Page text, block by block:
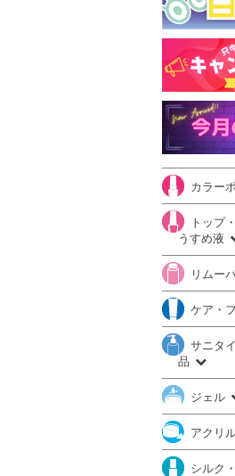
カラー
トップ
うすめ液
リムー
ケア・
サニタ
品
ジェル
アクリ
シルク